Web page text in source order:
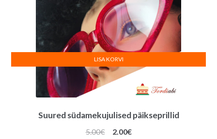
Suured südamekujulised päikseprillid
5.00€
Algne
2.00€Praegune
LISA KORVI